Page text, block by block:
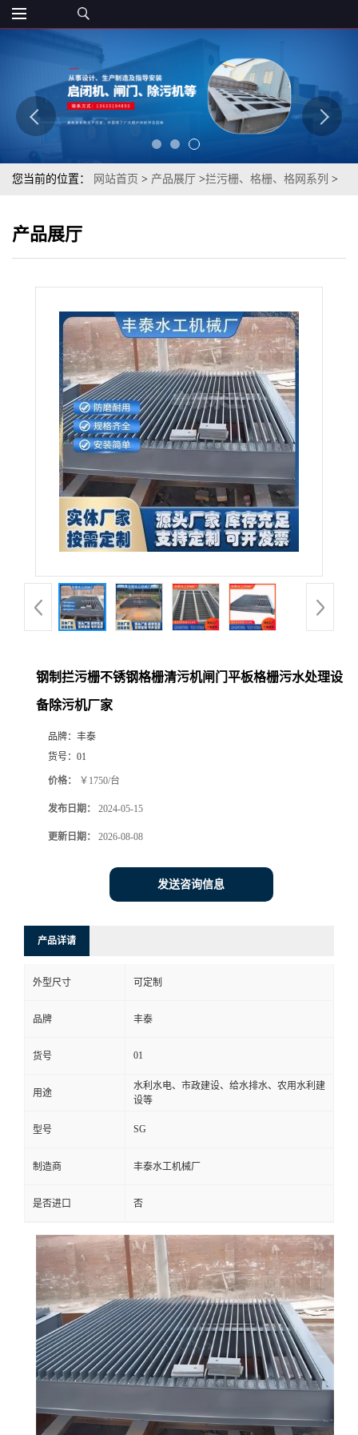
您当前的位置： 网站首页 > 产品展厅 >拦污栅、格栅、格网系列 >
家
产品展厅
钢制拦污栅不锈钢格栅清污机闸门平板格栅污水处理设
备除污机厂家
品牌： 丰泰
货号： 01
价格： ￥1750/台
发布日期： 2024-05-15
更新日期： 2026-08-08
发送咨询信息
产品详请
外型尺寸 可定制
品牌 丰泰
货号 01
用途
水利水电、市政建设、给水排水、农用水利建
设等
型号 SG
制造商 丰泰水工机械厂
是否进口 否